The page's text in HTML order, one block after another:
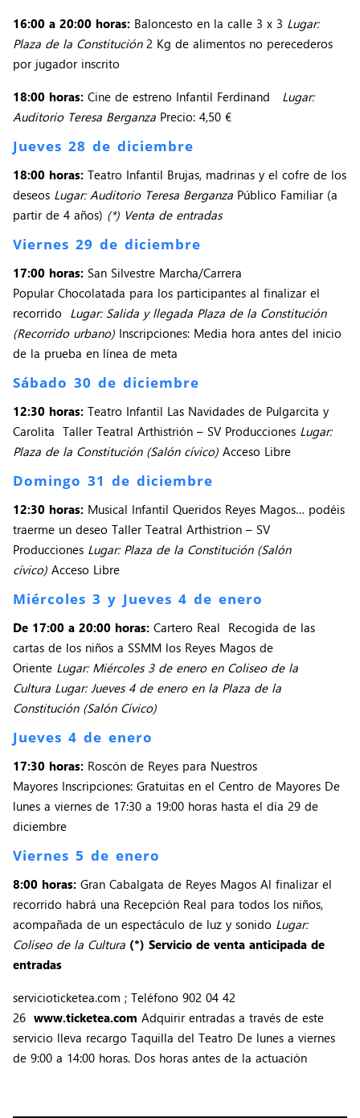
16:00 a 20:00 horas: Baloncesto en la calle 3 x 3 Lugar:
Plaza de la Constitución 2 Kg de alimentos no perecederos
por jugador inscrito
18:00 horas: Cine de estreno Infantil Ferdinand Lugar:
Auditorio Teresa Berganza Precio: 4,50 €
Jueves 28 de diciembre
18:00 horas: Teatro Infantil Brujas, madrinas y el cofre de los
deseos Lugar: Auditorio Teresa Berganza Público Familiar (a
partir de 4 años) (*) Venta de entradas
Viernes 29 de diciembre
17:00 horas: San Silvestre Marcha/Carrera
Popular Chocolatada para los participantes al finalizar el
recorrido Lugar: Salida y llegada Plaza de la Constitución
(Recorrido urbano) Inscripciones: Media hora antes del inicio
de la prueba en línea de meta
Sábado 30 de diciembre
12:30 horas: Teatro Infantil Las Navidades de Pulgarcita y
Carolita Taller Teatral Arthistrión – SV Producciones Lugar:
Plaza de la Constitución (Salón cívico) Acceso Libre
Domingo 31 de diciembre
12:30 horas: Musical Infantil Queridos Reyes Magos… podéis
traerme un deseo Taller Teatral Arthistrion – SV
Producciones Lugar: Plaza de la Constitución (Salón
cívico) Acceso Libre
Miércoles 3 y Jueves 4 de enero
De 17:00 a 20:00 horas: Cartero Real Recogida de las
cartas de los niños a SSMM los Reyes Magos de
Oriente Lugar: Miércoles 3 de enero en Coliseo de la
Cultura Lugar: Jueves 4 de enero en la Plaza de la
Constitución (Salón Cívico)
Jueves 4 de enero
17:30 horas: Roscón de Reyes para Nuestros
Mayores Inscripciones: Gratuitas en el Centro de Mayores De
lunes a viernes de 17:30 a 19:00 horas hasta el día 29 de
diciembre
Viernes 5 de enero
8:00 horas: Gran Cabalgata de Reyes Magos Al finalizar el
recorrido habrá una Recepción Real para todos los niños,
acompañada de un espectáculo de luz y sonido Lugar:
Coliseo de la Cultura (*) Servicio de venta anticipada de
entradas
servicioticketea.com ; Teléfono 902 04 42
26 www.ticketea.com Adquirir entradas a través de este
servicio lleva recargo Taquilla del Teatro De lunes a viernes
de 9:00 a 14:00 horas. Dos horas antes de la actuación